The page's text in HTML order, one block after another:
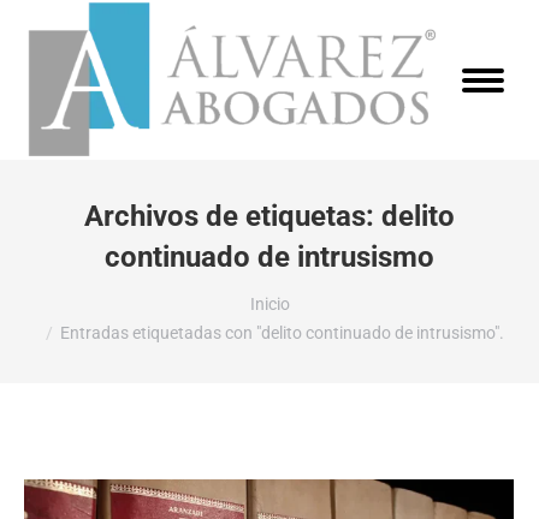
Archivos de etiquetas: delito
continuado de intrusismo
Inicio
Entradas etiquetadas con "delito continuado de intrusismo".